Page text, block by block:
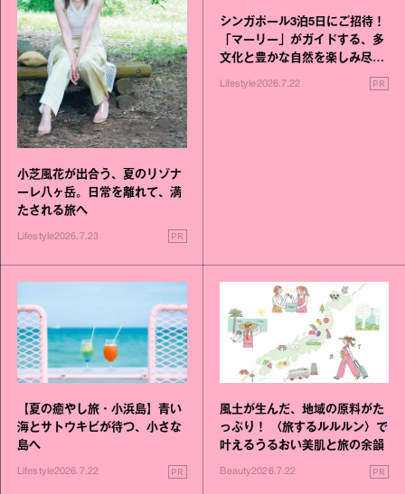
小芝風花が出合う、夏のリゾナ
ーレ八ヶ岳。日常を離れて、満
たされる旅へ
Lifestyle2026.7.23 PR
シンガポール3泊5日にご招待！
「マーリー」がガイドする、多
文化と豊かな自然を楽しみ尽く
Lifestyle2026.7.22 PR
【夏の癒やし旅・小浜島】青い
海とサトウキビが待つ、小さな
島へ
Lifestyle2026.7.22 PR
風土が生んだ、地域の原料がた
っぷり！ 〈旅するルルルン〉で
叶えるうるおい美肌と旅の余韻
Beauty2026.7.22 PR